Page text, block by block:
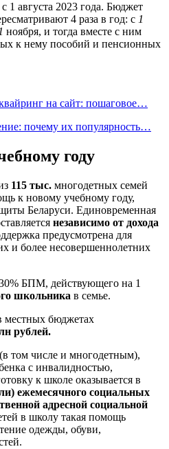
августа 2023 года. Бюджет
4 раза в год: с 1
ноября, и тогда вместе с ним
к нему пособий и пенсионных
на сайт: пошаговое…
почему их популярность…
году
115 тыс. многодетных семей
к новому учебному году,
Беларуси. Единовременная
независимо от дохода
предусмотрена для
и более несовершеннолетних
БПМ, действующего на 1
школьника в семье.
бюджетах
рублей.
том числе и многодетным),
с инвалидностью,
к школе оказывается в
ежемесячного социальных
адресной социальной
в школу такая помощь
одежды, обуви,